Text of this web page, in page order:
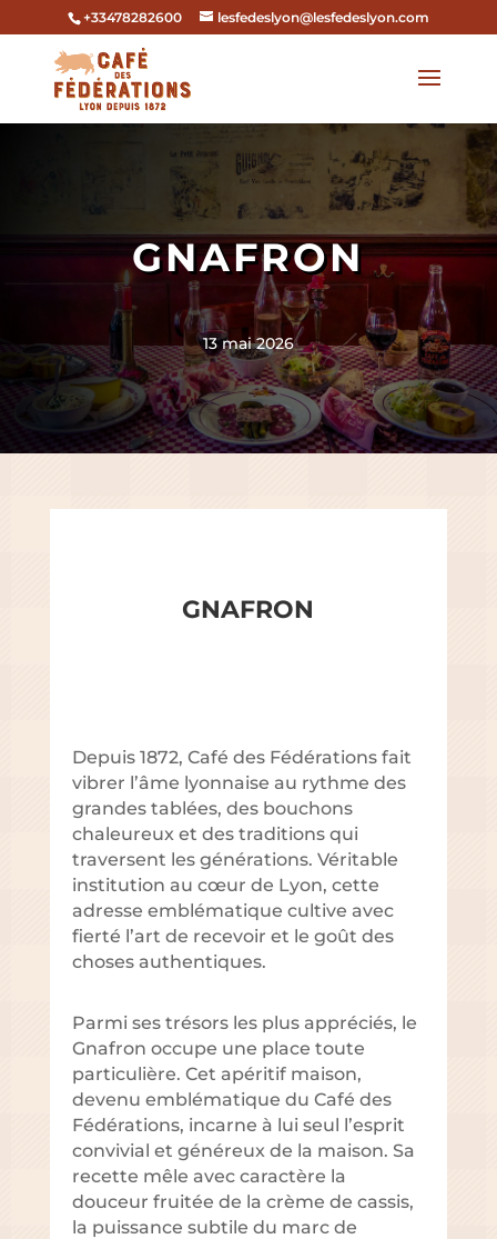
+33478282600 lesfedeslyon@lesfedeslyon.com
GNAFRON
13 mai 2026
GNAFRON
Depuis 1872, Café des Fédérations fait
vibrer l’âme lyonnaise au rythme des
grandes tablées, des bouchons
chaleureux et des traditions qui
traversent les générations. Véritable
institution au cœur de Lyon, cette
adresse emblématique cultive avec
fierté l’art de recevoir et le goût des
choses authentiques.
Parmi ses trésors les plus appréciés, le
Gnafron occupe une place toute
particulière. Cet apéritif maison,
devenu emblématique du Café des
Fédérations, incarne à lui seul l’esprit
convivial et généreux de la maison. Sa
recette mêle avec caractère la
douceur fruitée de la crème de cassis,
la puissance subtile du marc de